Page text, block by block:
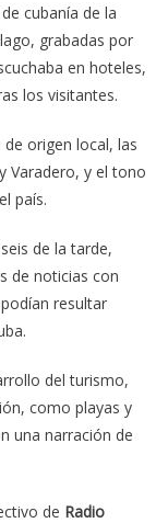
cubanía de la
grabadas por
en hoteles,
los visitantes.
origen local, las
Varadero, y el tono
país.
de la tarde,
de noticias con
resultar
del turismo,
como playas y
una narración de
de Radio